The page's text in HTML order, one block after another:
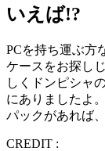
いえば!?
PCを持ち運ぶ方
ケースをお探し
しくドンピシャ
にありましたよ
パックがあれば
CREDIT :